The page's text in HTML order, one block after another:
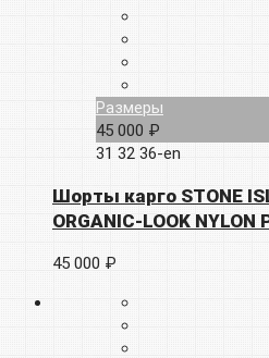
Размеры
45 000 ₽
31 32 36-en
Шорты карго STONE
ORGANIC-LOOK NYLON
45 000 ₽